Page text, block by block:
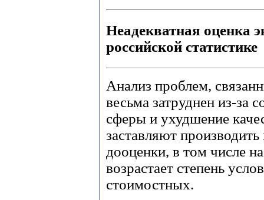
Неадекватная оценка
российской статистике
Анализ проблем,
весьма затруднен из-за
сферы и ухудшение
заставляют
дооценки, в том числе
возрастает степень
стоимостных.